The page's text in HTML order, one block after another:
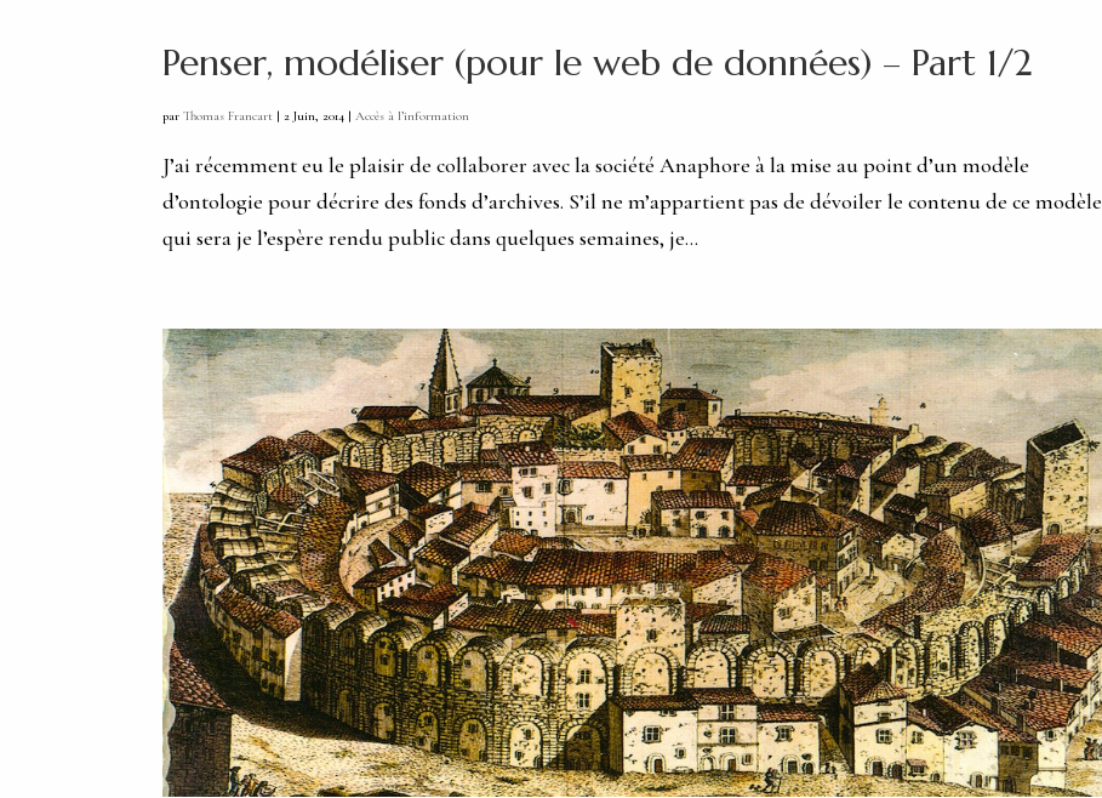
Penser, modéliser (pour le web de données) – Part 1/2
parThomas Francart |2 Juin, 2014 |Accès à l’information
J’ai récemment eu le plaisir de collaborer avec la société Anaphore à la mise au point d’un modèle
d’ontologie pour décrire des fonds d’archives. S’il ne m’appartient pas de dévoiler le contenu de ce modèle
qui sera je l’espère rendu public dans quelques semaines, je...